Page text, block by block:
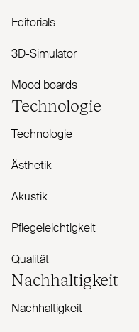
Editorials
3D-Simulator
Mood boards
Technologie
Technologie
Ästhetik
Akustik
Pflegeleichtigkeit
Qualität
Nachhaltigkeit
Nachhaltigkeit